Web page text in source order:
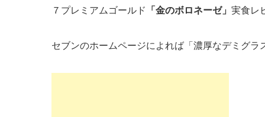
７プレミアムゴールド 「金のボロネーゼ」 実食レ
セブンのホームページによれば「濃厚なデミグ